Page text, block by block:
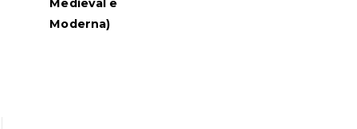
Medieval e
Moderna)